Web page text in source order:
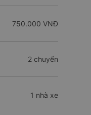
750.000 VNĐ
2 chuyến
1 nhà xe